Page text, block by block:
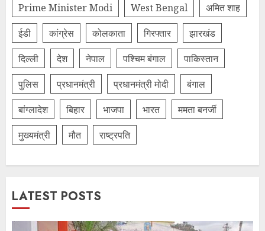
Prime Minister Modi
West Bengal
अमित शाह
ईडी
कांग्रेस कोलकाता गिरफ्तार
झारखंड
दिल्‍ली
देश नेपाल पश्चिम बंगाल
पाकिस्तान
पुलिस
प्रधानमंत्री प्रधानमंत्री मोदी
बंगाल
बांग्लादेश
बिहार भाजपा भारत
ममता बनर्जी
मुख्यमंत्री
मौत राष्ट्रपति
LATEST POSTS